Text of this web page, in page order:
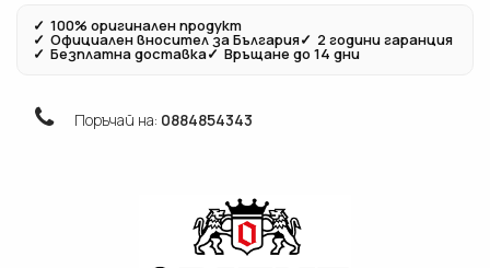
✓ 100% оригинален продукт
✓ Официален вносител за България✓ 2 години гаранция
✓ Безплатна доставка✓ Връщане до 14 дни
Поръчай на: 0884854343